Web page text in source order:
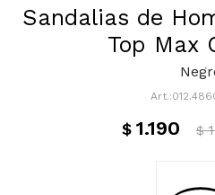
Sandalias de
Top Max
$ 1.190 $